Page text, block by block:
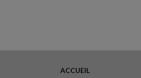
ACCUEIL